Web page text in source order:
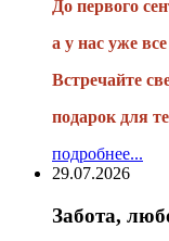
До первого
а у нас уже
Встречайте
подарок для
подробнее...
29.07.2026
Забота,